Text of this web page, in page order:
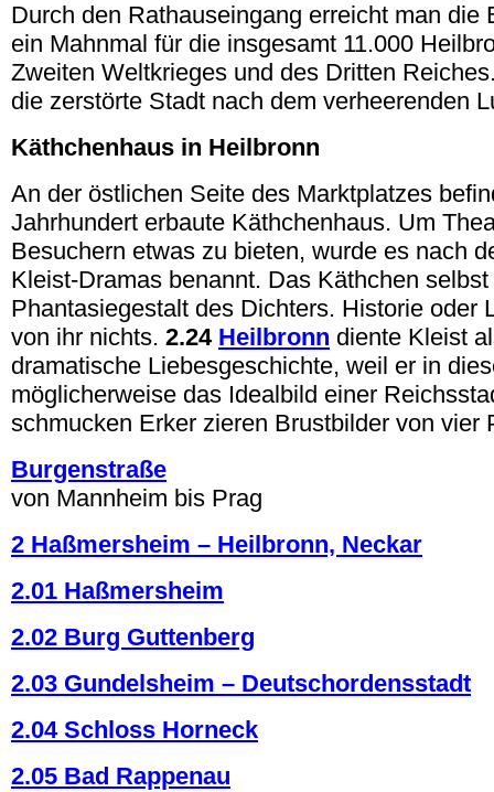
Durch den Rathauseingang erreicht man die
ein Mahnmal für die insgesamt 11.000
Zweiten Weltkrieges und des Dritten
die zerstörte Stadt nach dem verheerenden
Käthchenhaus in Heilbronn
An der östlichen Seite des Marktplatzes
Jahrhundert erbaute Käthchenhaus. Um
Besuchern etwas zu bieten, wurde es nach
Kleist-Dramas benannt. Das Käthchen
Phantasiegestalt des Dichters. Historie oder
von ihr nichts. 2.24 Heilbronn diente Kleist
dramatische Liebesgeschichte, weil er in
möglicherweise das Idealbild einer
schmucken Erker zieren Brustbilder von vier
Burgenstraße
von Mannheim bis Prag
2 Haßmersheim – Heilbronn, Neckar
2.01 Haßmersheim
2.02 Burg Guttenberg
2.03 Gundelsheim – Deutschordensstadt
2.04 Schloss Horneck
2.05 Bad Rappenau